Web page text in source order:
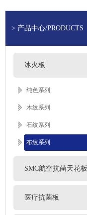
> 产品中心/PRODUCTS
冰火板
纯色系列
木纹系列
石纹系列
布纹系列
SMC航空抗菌天花板
医疗抗菌板